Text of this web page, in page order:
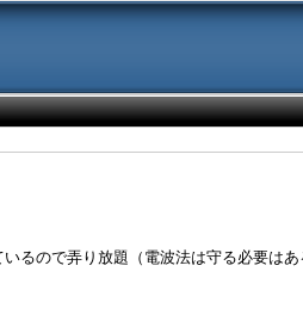
るので弄り放題（電波法は守る必要はあ